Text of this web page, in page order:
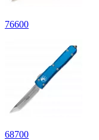
76600
68700